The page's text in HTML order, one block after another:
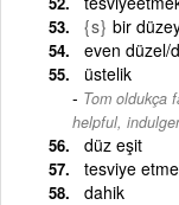
{s} bir
even düzel/
üstelik
Tom oldukça
helpful,
düz eşit
tesviye
dahik